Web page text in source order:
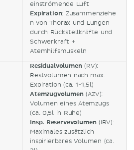
einströmende Luft
Expiration: Zusammenziehe
n von Thorax und Lungen
durch Rückstellkräfte und
Schwerkraft +
Atemhilfsmuskeln
Residualvolumen(RV):
Restvolumen nach max.
Expiration (ca. 1-1,5l)
Atemzugvolumen(AZV):
Volumen eines Atemzugs
(ca. 0,5l in Ruhe)
Insp. Reservevolumen(IRV):
Maximales zusätzlich
inspirierbares Volumen (ca.